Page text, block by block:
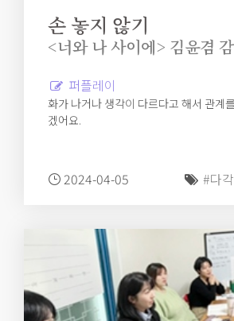
손 놓지 않기
<너와 나 사이에> 김윤겸
퍼플레이
화가 나거나 생각이 다르다고 해서 관계
겠어요.
2024-04-05 #다